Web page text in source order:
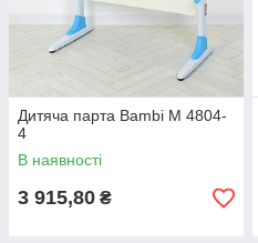
Дитяча парта Bambi M 4804-
4
В наявності
3 915,80 ₴